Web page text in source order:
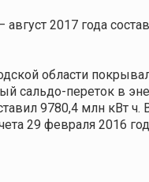
2017 года
области
переток в
9780,4 млн кВт
29 февраля 2016